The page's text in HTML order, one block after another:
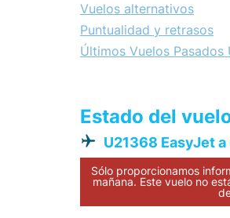
Vuelos alternativos
Puntualidad y retrasos
Últimos Vuelos Pasados
Estado del
U21368 EasyJet
Sólo proporcionamos
mañana. Este vuelo no